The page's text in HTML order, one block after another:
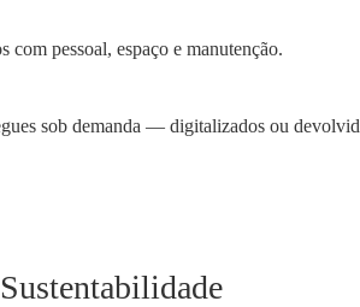
com pessoal, espaço e manutenção.
sob demanda — digitalizados ou